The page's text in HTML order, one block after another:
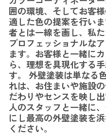
囲の環境、そしてお客
適した色の提案を行い
者とは一線を画し、私
プロフェッショナルな
ます。お客様と一緒に
ら、理想を具現化する
す。 外壁塗装は単なる
れは、お住まいや施設
だわりやセンスを映し
人のスタッフと一緒に
にし最高の外壁塗装を
ください。